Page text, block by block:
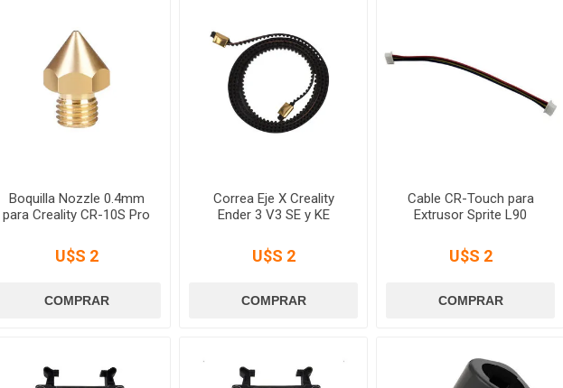
Boquilla Nozzle 0.4mm
para Creality CR-10S Pro
U$S 2
Correa Eje X Creality
Ender 3 V3 SE y KE
U$S 2
Cable CR-Touch para
Extrusor Sprite L90
U$S 2